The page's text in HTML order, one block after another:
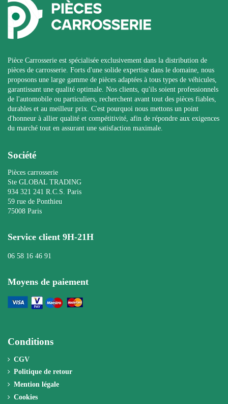
Pièce Carrosserie est spécialisée exclusivement dans la distribution de
pièces de carrosserie. Forts d'une solide expertise dans le domaine, nous
proposons une large gamme de pièces adaptées à tous types de véhicules,
garantissant une qualité optimale. Nos clients, qu'ils soient professionnels
de l'automobile ou particuliers, recherchent avant tout des pièces fiables,
durables et au meilleur prix. C'est pourquoi nous mettons un point
d'honneur à allier qualité et compétitivité, afin de répondre aux exigences
du marché tout en assurant une satisfaction maximale.
Société
Pièces carrosserie
Ste GLOBAL TRADING
934 321 241 R.C.S. Paris
59 rue de Ponthieu
75008 Paris
Service client 9H-21H
06 58 16 46 91
Moyens de paiement
Conditions
CGV
Politique de retour
Mention légale
Cookies